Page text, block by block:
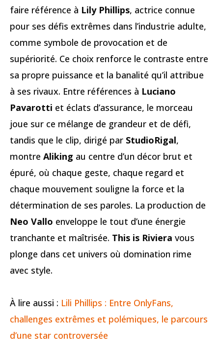
faire référence à Lily Phillips, actrice connue
pour ses défis extrêmes dans l’industrie adulte,
comme symbole de provocation et de
supériorité. Ce choix renforce le contraste entre
sa propre puissance et la banalité qu’il attribue
à ses rivaux. Entre références à Luciano
Pavarotti et éclats d’assurance, le morceau
joue sur ce mélange de grandeur et de défi,
tandis que le clip, dirigé par StudioRigal,
montre Aliking au centre d’un décor brut et
épuré, où chaque geste, chaque regard et
chaque mouvement souligne la force et la
détermination de ses paroles. La production de
Neo Vallo enveloppe le tout d’une énergie
tranchante et maîtrisée. This is Riviera vous
plonge dans cet univers où domination rime
avec style.
À lire aussi : Lili Phillips : Entre OnlyFans,
challenges extrêmes et polémiques, le parcours
d’une star controversée